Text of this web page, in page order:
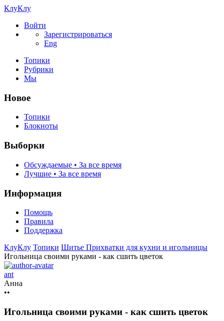
КлуКлу
Войти
Зарегистрироваться
Eng
Топики
Рубрики
Мы
Новое
Топики
Блокноты
Выборки
Обсуждаемые • За все время
Лучшие • За все время
Информация
Помощь
Правила
Поддержка
КлуКлу Топики Шитье Прихватки для кухни и игольницы
Игольница своими руками - как сшить цветок
ant
Анна
••
Игольница своими руками - как сшить цветок